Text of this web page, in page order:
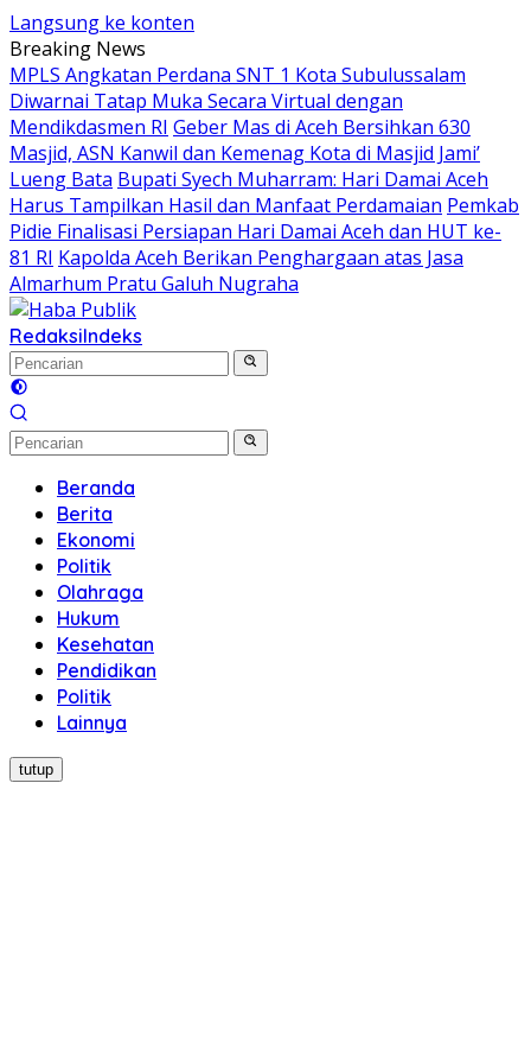
Langsung ke konten
Breaking News
MPLS Angkatan Perdana SNT 1 Kota Subulussalam
Diwarnai Tatap Muka Secara Virtual dengan
Mendikdasmen RI Geber Mas di Aceh Bersihkan 630
Masjid, ASN Kanwil dan Kemenag Kota di Masjid Jami’
Lueng Bata Bupati Syech Muharram: Hari Damai Aceh
Harus Tampilkan Hasil dan Manfaat Perdamaian Pemkab
Pidie Finalisasi Persiapan Hari Damai Aceh dan HUT ke-
81 RI Kapolda Aceh Berikan Penghargaan atas Jasa
Almarhum Pratu Galuh Nugraha
RedaksiIndeks
Beranda
Berita
Ekonomi
Politik
Olahraga
Hukum
Kesehatan
Pendidikan
Politik
Lainnya
tutup